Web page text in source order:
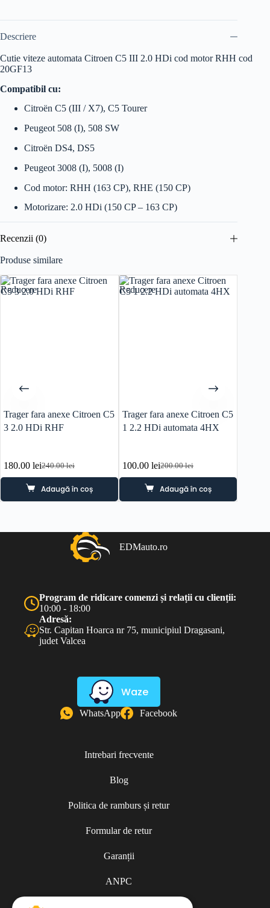
Descriere
Cutie viteze automata Citroen C5 III 2.0 HDi cod motor RHH cod
20GF13
Compatibil cu:
Citroën C5 (III / X7), C5 Tourer
Peugeot 508 (I), 508 SW
Citroën DS4, DS5
Peugeot 3008 (I), 5008 (I)
Cod motor: RHH (163 CP), RHE (150 CP)
Motorizare: 2.0 HDi (150 CP – 163 CP)
Recenzii (0)
Produse similare
Reducere
Trager fara anexe Citroen C5
3 2.0 HDi RHF
240.00lei
Prețul
a
fost:
180.00 leiPrețul
este:
180.00 lei.
Adaugă în coș
Reducere
Trager fara anexe Citroen C5
1 2.2 HDi automata 4HX
200.00lei
Prețul
a
fost:
100.00leiPrețul
este:
100.00 lei.
Adaugă în coș
EDMauto.ro
Program de ridicare comenzi și relații cu clienții:
10:00 - 18:00
Adresă:
Str. Capitan Hoarca nr 75, municipiul Dragasani,
judet Valcea
Waze
WhatsApp Facebook
Intrebari frecvente
Blog
Politica de ramburs și retur
Formular de retur
Garanții
ANPC